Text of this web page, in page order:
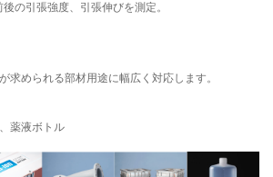
後の引張強度、引張伸びを測定。
求められる部材用途に幅広く対応します。
薬液ボトル